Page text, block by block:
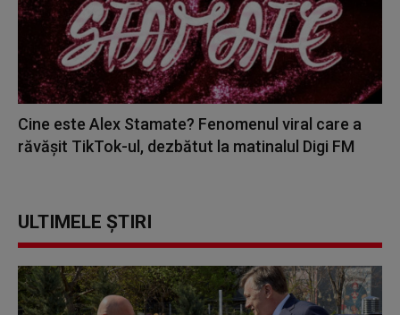
Cine este Alex Stamate? Fenomenul viral care a
răvășit TikTok-ul, dezbătut la matinalul Digi FM
ULTIMELE ȘTIRI